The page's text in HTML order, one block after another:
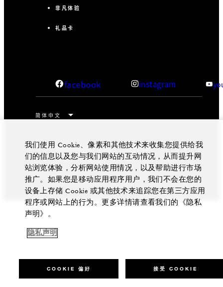
非凡体验
礼品卡
facebook instagram
法律公告 隐私政策 Cookie 偏好
请勿出售我的个人信息 无障碍政策
京ICP备14021657号-1
我们使用 Cookie、像素和其他技术来收集您提供给我
们的信息以及您与我们网站的互动情况，从而提升网
站浏览体验，分析网站使用情况，以及帮助进行市场
推广。如果您是移动应用程序用户，我们不会在您的
设备上存储 Cookie 或其他技术来追踪您在第三方应用
程序或网站上的行为。更多详情请查看我们的《隐私
声明》。
隐私声明
COOKIE 偏好 接受 COOKIE